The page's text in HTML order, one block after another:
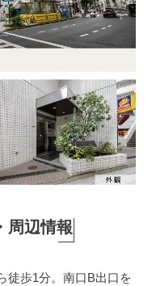
周辺情報
徒歩1分。南口B出口を